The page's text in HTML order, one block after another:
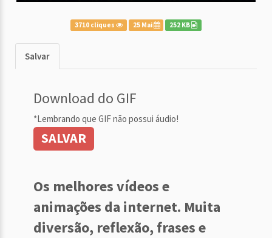
3710 cliques 25 Mai 252 KB
Salvar
Download do GIF
*Lembrando que GIF não possui áudio!
SALVAR
Os melhores vídeos e
animações da internet. Muita
diversão, reflexão, frases e